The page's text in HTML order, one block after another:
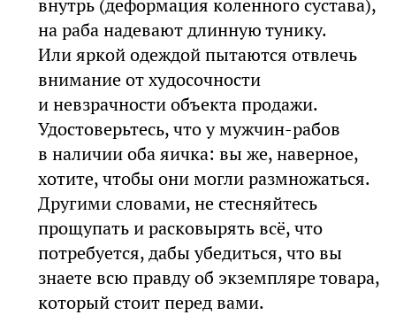
внутрь (деформация коленного сустава),
на раба надевают длинную тунику.
Или яркой одеждой пытаются отвлечь
внимание от худосочности
и невзрачности объекта продажи.
Удостоверьтесь, что у мужчин-рабов
в наличии оба яичка: вы же, наверное,
хотите, чтобы они могли размножаться.
Другими словами, не стесняйтесь
прощупать и расковырять всё, что
потребуется, дабы убедиться, что вы
знаете всю правду об экземпляре товара,
который стоит перед вами.